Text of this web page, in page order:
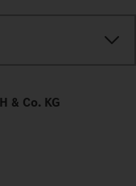
& Co. KG